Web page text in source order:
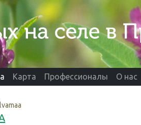
Карта Профессионалы О нас